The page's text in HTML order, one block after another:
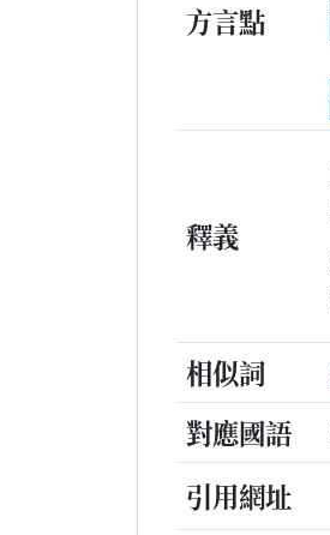
方言點
釋義
相似詞
對應國語
引用網址